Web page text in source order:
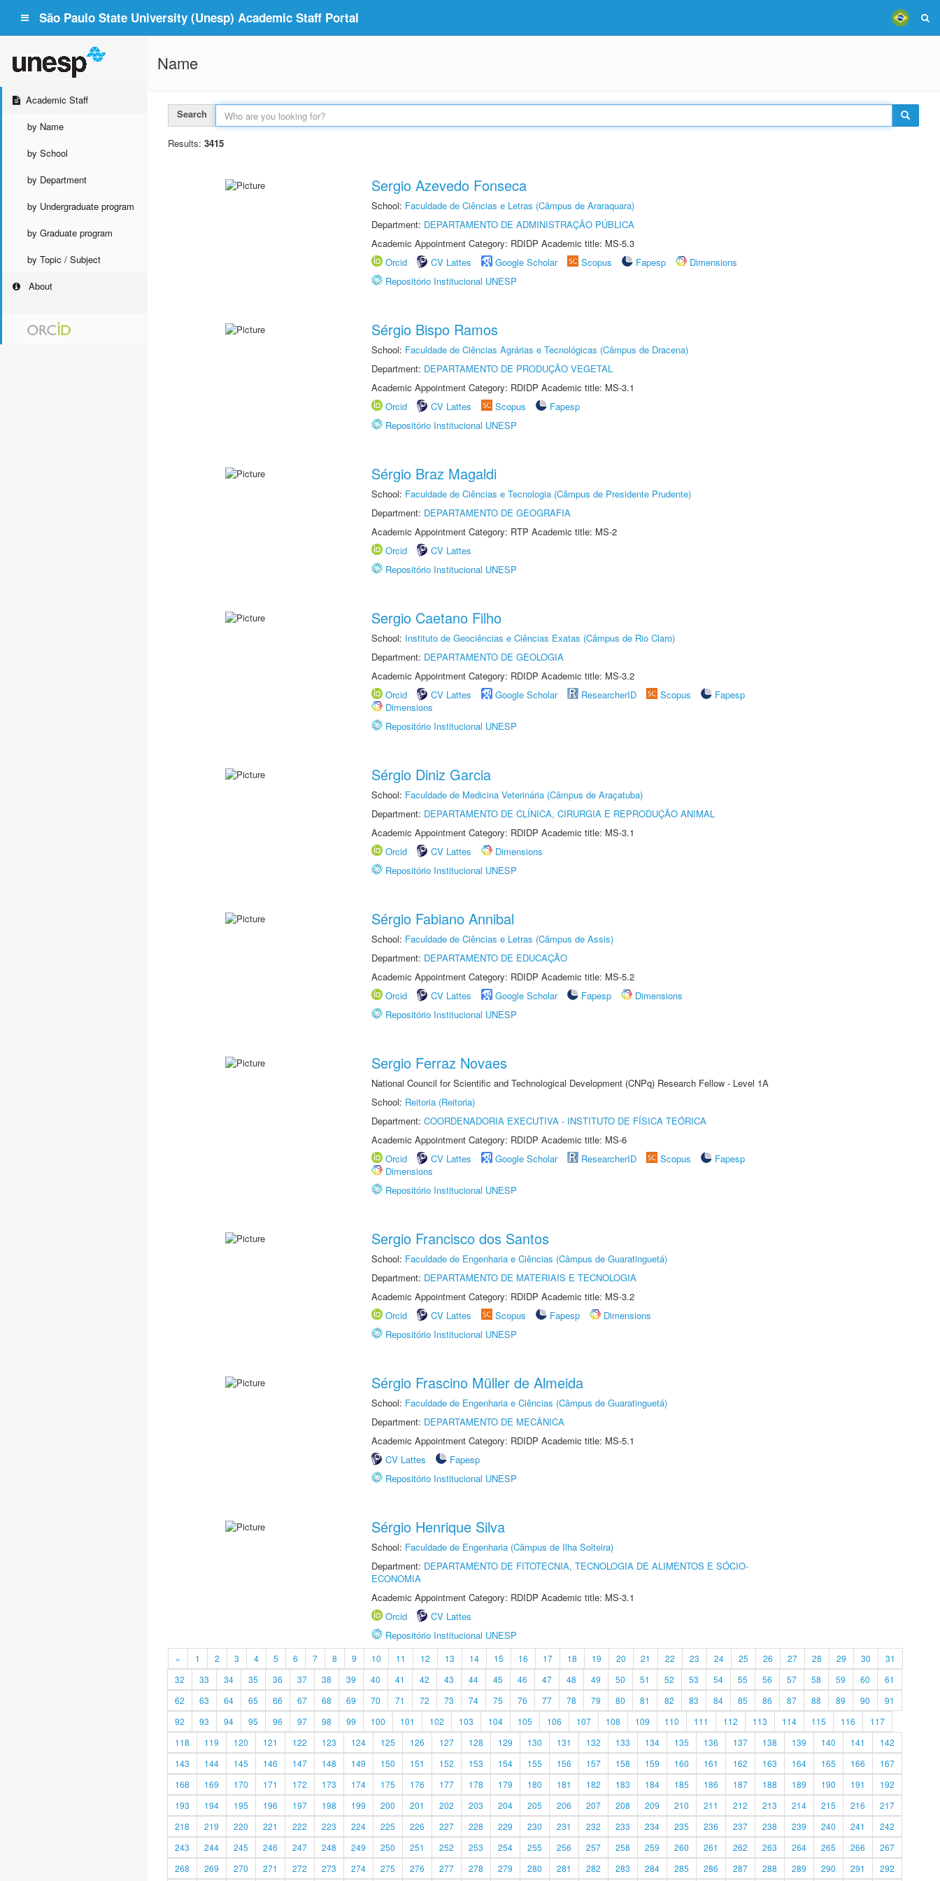
São Paulo State University (Unesp) Academic Staff Portal
Academic Staff
by Name
by School
by Department
by Undergraduate program
by Graduate program
by Topic / Subject
About
Name
Search
Results: 3415
Sergio Azevedo Fonseca
School: Faculdade de Ciências e Letras (Câmpus de Araraquara)
Department: DEPARTAMENTO DE ADMINISTRAÇÃO PÚBLICA
Academic Appointment Category: RDIDP Academic title: MS-5.3
Orcid
CV Lattes Google Scholar Scopus Fapesp
Dimensions
Repositório Institucional UNESP
Sérgio Bispo Ramos
School: Faculdade de Ciências Agrárias e Tecnológicas (Câmpus de Dracena)
Department: DEPARTAMENTO DE PRODUÇÃO VEGETAL
Academic Appointment Category: RDIDP Academic title: MS-3.1
Orcid
CV Lattes Scopus
Fapesp
Repositório Institucional UNESP
Sérgio Braz Magaldi
School: Faculdade de Ciências e Tecnologia (Câmpus de Presidente Prudente)
Department: DEPARTAMENTO DE GEOGRAFIA
Academic Appointment Category: RTP Academic title: MS-2
Orcid
CV Lattes
Repositório Institucional UNESP
Sergio Caetano Filho
School: Instituto de Geociências e Ciências Exatas (Câmpus de Rio Claro)
Department: DEPARTAMENTO DE GEOLOGIA
Academic Appointment Category: RDIDP Academic title: MS-3.2
Orcid
CV Lattes Google Scholar ResearcherID Scopus
Fapesp
Dimensions
Repositório Institucional UNESP
Sérgio Diniz Garcia
School: Faculdade de Medicina Veterinária (Câmpus de Araçatuba)
Department: DEPARTAMENTO DE CLÍNICA, CIRURGIA E REPRODUÇÃO ANIMAL
Academic Appointment Category: RDIDP Academic title: MS-3.1
Orcid
CV Lattes
Dimensions
Repositório Institucional UNESP
Sérgio Fabiano Annibal
School: Faculdade de Ciências e Letras (Câmpus de Assis)
Department: DEPARTAMENTO DE EDUCAÇÃO
Academic Appointment Category: RDIDP Academic title: MS-5.2
Orcid
CV Lattes Google Scholar Fapesp
Dimensions
Repositório Institucional UNESP
Sergio Ferraz Novaes
National Council for Scientific and Technological Development (CNPq) Research Fellow - Level 1A
School: Reitoria (Reitoria)
Department: COORDENADORIA EXECUTIVA - INSTITUTO DE FÍSICA TEÓRICA
Academic Appointment Category: RDIDP Academic title: MS-6
Orcid
CV Lattes Google Scholar ResearcherID Scopus
Fapesp
Dimensions
Repositório Institucional UNESP
Sergio Francisco dos Santos
School: Faculdade de Engenharia e Ciências (Câmpus de Guaratinguetá)
Department: DEPARTAMENTO DE MATERIAIS E TECNOLOGIA
Academic Appointment Category: RDIDP Academic title: MS-3.2
Orcid
CV Lattes Scopus Fapesp
Dimensions
Repositório Institucional UNESP
Sérgio Frascino Müller de Almeida
School: Faculdade de Engenharia e Ciências (Câmpus de Guaratinguetá)
Department: DEPARTAMENTO DE MECÂNICA
Academic Appointment Category: RDIDP Academic title: MS-5.1
CV Lattes
Fapesp
Repositório Institucional UNESP
Sérgio Henrique Silva
School: Faculdade de Engenharia (Câmpus de Ilha Solteira)
Department: DEPARTAMENTO DE FITOTECNIA, TECNOLOGIA DE ALIMENTOS E SÓCIO-
ECONOMIA
Academic Appointment Category: RDIDP Academic title: MS-3.1
Orcid
CV Lattes
Repositório Institucional UNESP
« 1 2 3 4 5 6 7 8 9 10 11 12 13 14 15 16 17 18 19 20 21 22 23 24 25 26 27 28 29 30
31
32
33 34 35 36 37 38 39 40 41 42 43 44 45 46 47 48 49 50 51 52 53 54 55 56 57 58 59 60
61
62
63 64 65 66 67 68 69 70 71 72 73 74 75 76 77 78 79 80 81 82 83 84 85 86 87 88 89 90
91
92
93 94 95 96 97 98 99 100 101 102 103 104 105 106 107 108 109 110 111 112 113 114 115 116
117
118
119 120 121 122 123 124 125 126 127 128 129 130 131 132 133 134 135 136 137 138 139 140 141
142
143
144 145 146 147 148 149 150 151 152 153 154 155 156 157 158 159 160 161 162 163 164 165 166
167
168
169 170 171 172 173 174 175 176 177 178 179 180 181 182 183 184 185 186 187 188 189 190 191
192
193
194 195 196 197 198 199 200 201 202 203 204 205 206 207 208 209 210 211 212 213 214 215 216
217
218
219 220 221 222 223 224 225 226 227 228 229 230 231 232 233 234 235 236 237 238 239 240 241
242
243
244 245 246 247 248 249 250 251 252 253 254 255 256 257 258 259 260 261 262 263 264 265 266
267
268
269 270 271 272 273 274 275 276 277 278 279 280 281 282 283 284 285 286 287 288 289 290 291 292